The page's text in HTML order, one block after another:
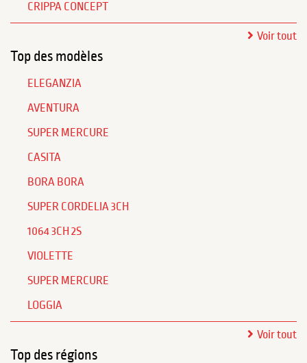
CRIPPA CONCEPT
Voir tout
Top des modèles
ELEGANZIA
AVENTURA
SUPER MERCURE
CASITA
BORA BORA
SUPER CORDELIA 3CH
1064 3CH 2S
VIOLETTE
SUPER MERCURE
LOGGIA
Voir tout
Top des régions